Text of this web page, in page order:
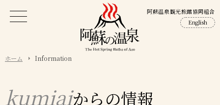
阿蘇温泉観光旅館協同組合
English
ホーム Information
kumiaiからの情報